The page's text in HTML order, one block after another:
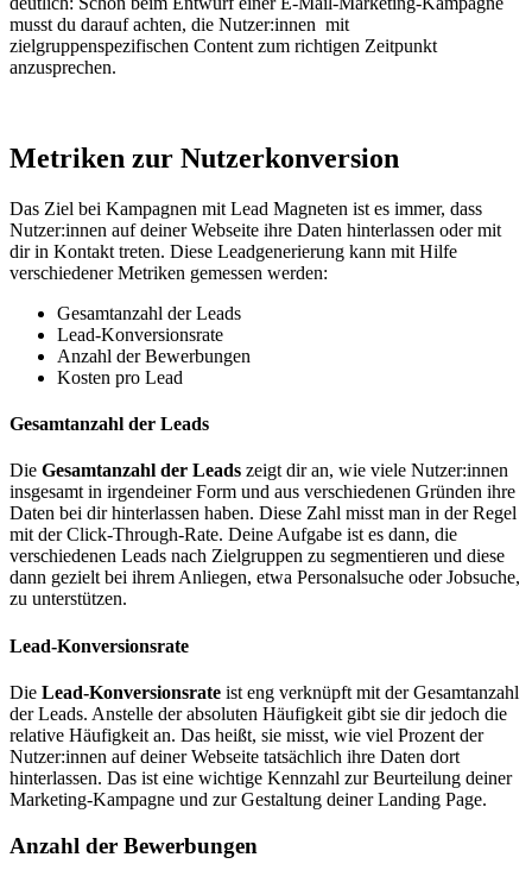
musst du darauf achten, die Nutzer:innen mit
zielgruppenspezifischen Content zum richtigen Zeitpunkt
anzusprechen.
Metriken zur Nutzerkonversion
Das Ziel bei Kampagnen mit Lead Magneten ist es immer, dass
Nutzer:innen auf deiner Webseite ihre Daten hinterlassen oder mit
dir in Kontakt treten. Diese Leadgenerierung kann mit Hilfe
verschiedener Metriken gemessen werden:
Gesamtanzahl der Leads
Lead-Konversionsrate
Anzahl der Bewerbungen
Kosten pro Lead
Gesamtanzahl der Leads
Die Gesamtanzahl der Leads zeigt dir an, wie viele Nutzer:innen
insgesamt in irgendeiner Form und aus verschiedenen Gründen ihre
Daten bei dir hinterlassen haben. Diese Zahl misst man in der Regel
mit der Click-Through-Rate. Deine Aufgabe ist es dann, die
verschiedenen Leads nach Zielgruppen zu segmentieren und diese
dann gezielt bei ihrem Anliegen, etwa Personalsuche oder Jobsuche,
zu unterstützen.
Lead-Konversionsrate
Die Lead-Konversionsrate ist eng verknüpft mit der Gesamtanzahl
der Leads. Anstelle der absoluten Häufigkeit gibt sie dir jedoch die
relative Häufigkeit an. Das heißt, sie misst, wie viel Prozent der
Nutzer:innen auf deiner Webseite tatsächlich ihre Daten dort
hinterlassen. Das ist eine wichtige Kennzahl zur Beurteilung deiner
Marketing-Kampagne und zur Gestaltung deiner Landing Page.
Anzahl der Bewerbungen